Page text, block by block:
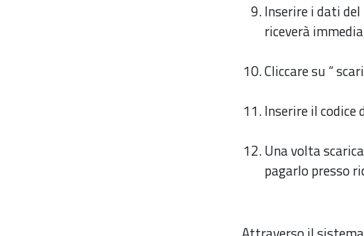
Inserire i dati
riceverà
Cliccare su “
Inserire il
Una volta
pagarlo presso